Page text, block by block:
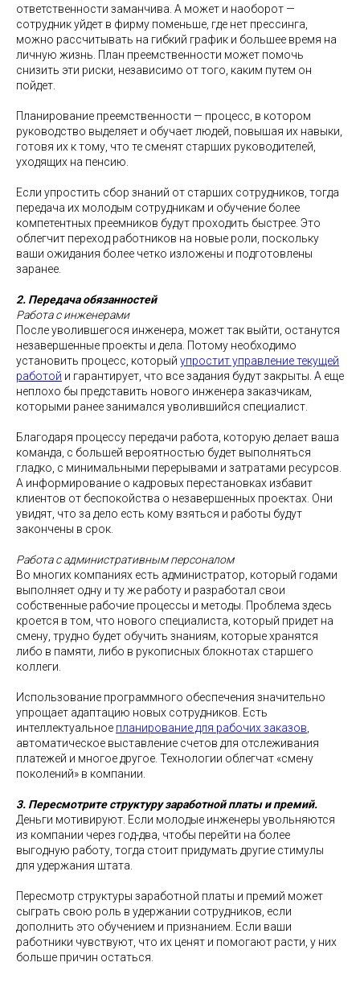
ответственности заманчива. А может и наоборот —
сотрудник уйдет в фирму поменьше, где нет прессинга,
можно рассчитывать на гибкий график и большее время на
личную жизнь. План преемственности может помочь
снизить эти риски, независимо от того, каким путем он
пойдет.
Планирование преемственности — процесс, в котором
руководство выделяет и обучает людей, повышая их навыки,
готовя их к тому, что те сменят старших руководителей,
уходящих на пенсию.
Если упростить сбор знаний от старших сотрудников, тогда
передача их молодым сотрудникам и обучение более
компетентных преемников будут проходить быстрее. Это
облегчит переход работников на новые роли, поскольку
ваши ожидания более четко изложены и подготовлены
заранее.
2. Передача обязанностей
Работа с инженерами
После уволившегося инженера, может так выйти, останутся
незавершенные проекты и дела. Потому необходимо
установить процесс, который упростит управление текущей
работой и гарантирует, что все задания будут закрыты. А еще
неплохо бы представить нового инженера заказчикам,
которыми ранее занимался уволившийся специалист.
Благодаря процессу передачи работа, которую делает ваша
команда, с большей вероятностью будет выполняться
гладко, с минимальными перерывами и затратами ресурсов.
А информирование о кадровых перестановках избавит
клиентов от беспокойства о незавершенных проектах. Они
увидят, что за дело есть кому взяться и работы будут
закончены в срок.
Работа с административным персоналом
Во многих компаниях есть администратор, который годами
выполняет одну и ту же работу и разработал свои
собственные рабочие процессы и методы. Проблема здесь
кроется в том, что нового специалиста, который придет на
смену, трудно будет обучить знаниям, которые хранятся
либо в памяти, либо в рукописных блокнотах старшего
коллеги.
Использование программного обеспечения значительно
упрощает адаптацию новых сотрудников. Есть
интеллектуальное планирование для рабочих заказов
автоматическое выставление счетов для отслеживания
платежей и многое другое. Технологии облегчат «смену
поколений» в компании.
3. Пересмотрите структуру заработной платы и премий.
Деньги мотивируют. Если молодые инженеры увольняются
из компании через год-два, чтобы перейти на более
выгодную работу, тогда стоит придумать другие стимулы
для удержания штата.
Пересмотр структуры заработной платы и премий может
сыграть свою роль в удержании сотрудников, если
дополнить это обучением и признанием. Если ваши
работники чувствуют, что их ценят и помогают расти, у них
больше причин остаться.